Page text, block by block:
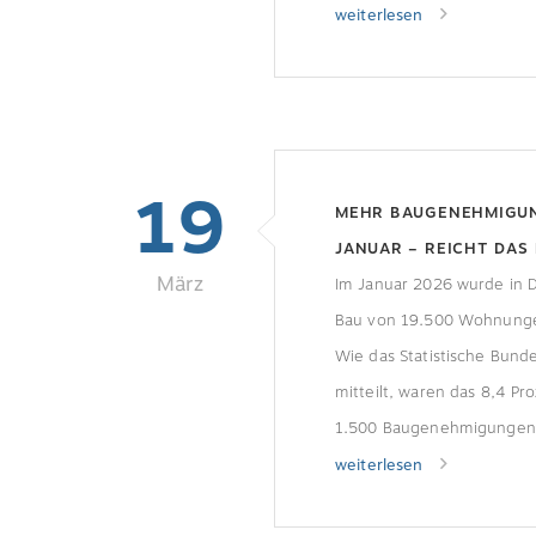
BMV gezielt den
an den rund 9 Millionen
erleichtern. Gefördert
weiterlesen
19
März
MEHR
JANUAR – REICHT DAS
WENDE?
Im Januar 2026 wurde in
Bau von 19.500
Wie das Statistische
mitteilt, waren das 8,4
1.500
Januar 2025. Dabei stieg
weiterlesen